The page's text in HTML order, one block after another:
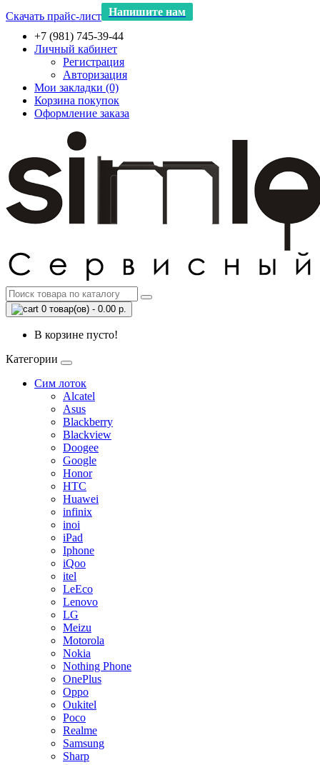
Скачать прайс-лист Напишите нам
+7 (981) 745-39-44
Личный кабинет
Регистрация
Авторизация
Мои закладки (0)
Корзина покупок
Оформление заказа
0 товар(ов) - 0.00 р.
В корзине пусто!
Категории
Сим лоток
Alcatel
Asus
Blackberry
Blackview
Doogee
Google
Honor
HTC
Huawei
infinix
inoi
iPad
Iphone
iQoo
itel
LeEco
Lenovo
LG
Meizu
Motorola
Nokia
Nothing Phone
OnePlus
Oppo
Oukitel
Poco
Realme
Samsung
Sharp